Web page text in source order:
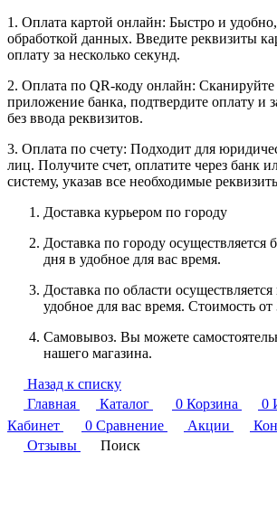
1. Оплата картой онлайн: Быстро и
обработкой данных. Введите реквизиты
оплату за несколько секунд.
2. Оплата по QR-коду онлайн: Сканируйте
приложение банка, подтвердите оплату и
без ввода реквизитов.
3. Оплата по счету: Подходит для
лиц. Получите счет, оплатите через банк
систему, указав все необходимые
Доставка курьером по городу
Доставка по городу осуществляется
дня в удобное для вас время.
Доставка по области
удобное для вас время. Стоимость
Самовывоз. Вы можете
нашего магазина.
Назад к списку
Главная
Каталог 0 Корзина 0
Кабинет
0 Сравнение Акции
Отзывы
Поиск